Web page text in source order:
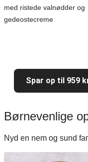
med ristede valnødder og
gedeostecreme
Spar op til 959
Børnevenlige
Nyd en nem og sund